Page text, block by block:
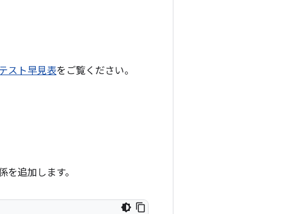
スト早見表をご覧ください。
を追加します。